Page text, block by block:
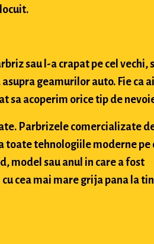
sau l-a crapat pe cel vechi,
geamurilor auto. Fie ca ai
sa acoperim orice tip de
Parbrizele comercializate
toate tehnologiile moderne pe
model sau anul in care a fost
cea mai mare grija pana la